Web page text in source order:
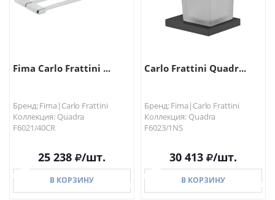
Fima Carlo Frattini ...
Бренд: Fima|Carlo Frattini
Коллекция: Quadra
F6021/40CR
25 238 /шт.
В КОРЗИНУ
Carlo Frattini Quadr...
Бренд: Fima|Carlo Frattini
Коллекция: Quadra
F6023/1NS
30 413 /шт.
В КОРЗИНУ